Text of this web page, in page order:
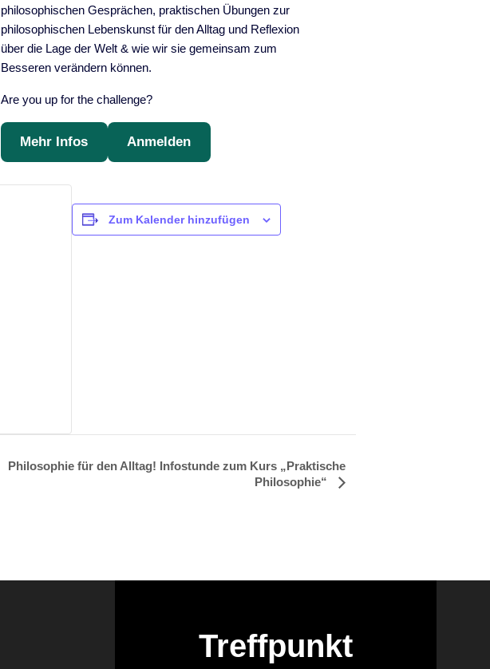
philosophischen Gesprächen, praktischen Übungen zur
philosophischen Lebenskunst für den Alltag und Reflexion
über die Lage der Welt & wie wir sie gemeinsam zum
Besseren verändern können.
Are you up for the challenge?
Mehr Infos Anmelden
Zum Kalender hinzufügen
Philosophie für den Alltag! Infostunde zum Kurs „Praktische
Philosophie“
Treffpunkt